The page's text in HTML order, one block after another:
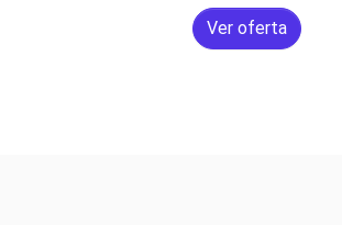
Ver oferta